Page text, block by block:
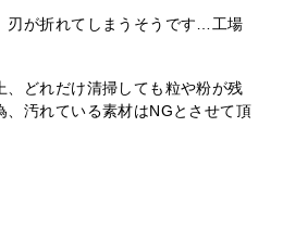
刃が折れてしまうそうです…工場
、どれだけ清掃しても粒や粉が残
、汚れている素材はNGとさせて頂